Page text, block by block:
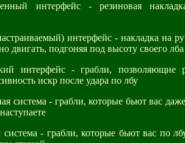
интерфейс - резиновая
интерфейс - накладка на
двигать, подгоняя под высоту своего лба
интерфейс - грабли, позволяющие
искр после удара по лбу
система - грабли, которые бьют вас даже
- грабли, которые бьют вас по